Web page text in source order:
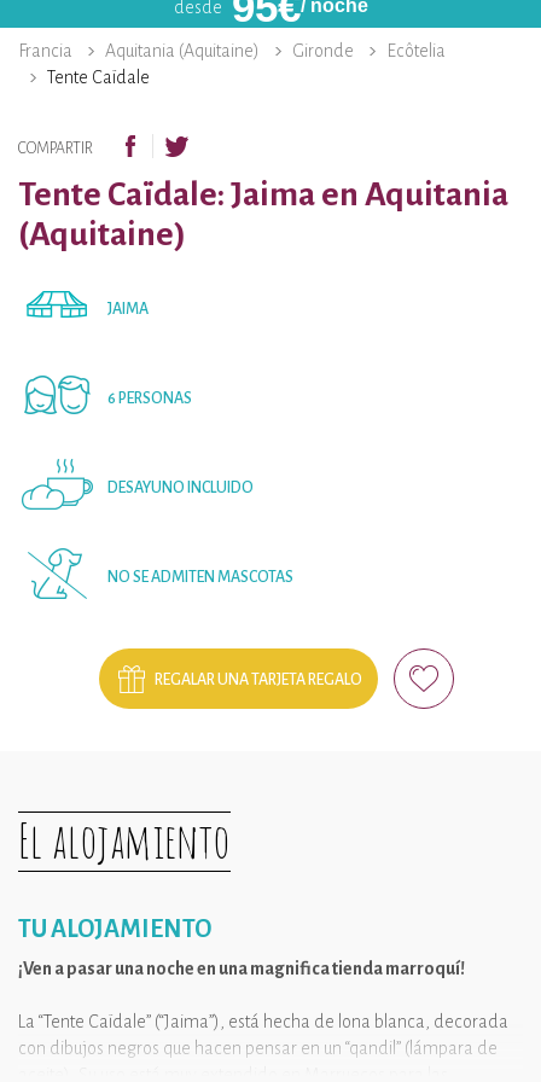
desde / noche
Francia Aquitania (Aquitaine) Gironde
Ecôtelia
Tente Caïdale
COMPARTIR
Tente Caïdale: Jaima en Aquitania
(Aquitaine)
JAIMA
6 PERSONAS
DESAYUNO INCLUIDO
NO SE ADMITEN MASCOTAS
REGALAR UNA TARJETA REGALO
El alojamiento
TU ALOJAMIENTO
¡Ven a pasar una noche en una magnifica tienda marroquí!
La “Tente Caïdale” (“Jaima”), está hecha de lona blanca, decorada
con dibujos negros que hacen pensar en un “qandil” (lámpara de